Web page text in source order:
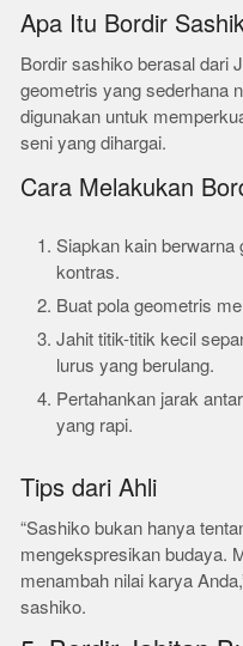
Apa Itu Bordir
Bordir sashiko berasal dari
geometris yang sederhana
digunakan untuk
seni yang dihargai.
Cara Melakukan
Siapkan kain berwarna
kontras.
Buat pola geometris
Jahit titik-titik kecil
lurus yang berulang.
Pertahankan jarak
yang rapi.
Tips dari Ahli
“Sashiko bukan hanya
mengekspresikan budaya.
menambah nilai karya
sashiko.